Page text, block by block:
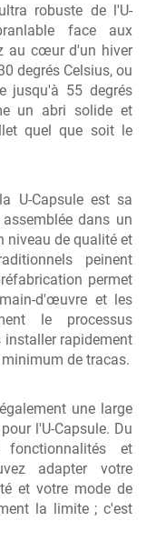
robuste de l'U-
face aux
au cœur d'un hiver
degrés Celsius, ou
jusqu'à 55 degrés
un abri solide et
quel que soit le
U-Capsule est sa
dans un
niveau de qualité et
peinent
permet
d'œuvre et les
le processus
rapidement
de tracas.
une large
l'U-Capsule. Du
et
adapter votre
et votre mode de
la limite ; c'est